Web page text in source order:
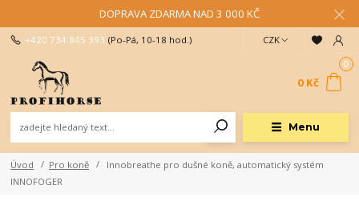
DOPRAVA ZDARMA NAD 3 000 KČ
Menu
CZK
+420 734 845 393 (Po-Pá, 10-18 hod.)
0
0 Kč
Úvod Pro koně
Innobreathe pro dušné koně, automatický systém
INNOFOGER